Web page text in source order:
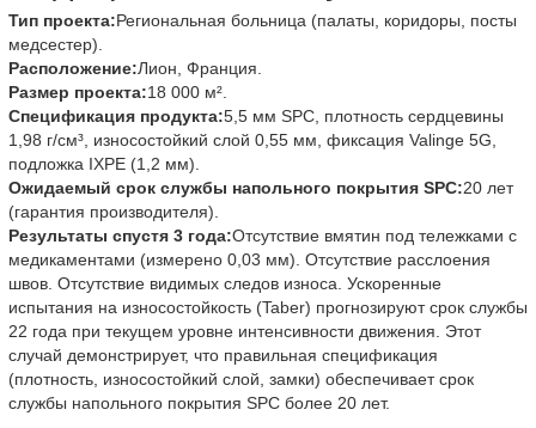
Тип проекта:Региональная больница (палаты, коридоры, посты
медсестер).
Расположение:Лион, Франция.
Размер проекта:18 000 м².
Спецификация продукта:5,5 мм SPC, плотность сердцевины
1,98 г/см³, износостойкий слой 0,55 мм, фиксация Valinge 5G,
подложка IXPE (1,2 мм).
Ожидаемый срок службы напольного покрытия SPC:20 лет
(гарантия производителя).
Результаты спустя 3 года:Отсутствие вмятин под тележками с
медикаментами (измерено 0,03 мм). Отсутствие расслоения
швов. Отсутствие видимых следов износа. Ускоренные
испытания на износостойкость (Taber) прогнозируют срок службы
22 года при текущем уровне интенсивности движения. Этот
случай демонстрирует, что правильная спецификация
(плотность, износостойкий слой, замки) обеспечивает срок
службы напольного покрытия SPC более 20 лет.